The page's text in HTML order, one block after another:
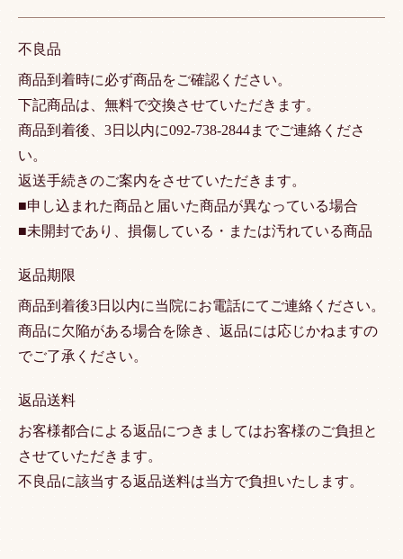
不良品
商品到着時に必ず商品をご確認ください。
下記商品は、無料で交換させていただきます。
商品到着後、3日以内に092-738-2844までご連絡くださ
い。
返送手続きのご案内をさせていただきます。
■申し込まれた商品と届いた商品が異なっている場合
■未開封であり、損傷している・または汚れている商品
返品期限
商品到着後3日以内に当院にお電話にてご連絡ください。
商品に欠陥がある場合を除き、返品には応じかねますの
でご了承ください。
返品送料
お客様都合による返品につきましてはお客様のご負担と
させていただきます。
不良品に該当する返品送料は当方で負担いたします。